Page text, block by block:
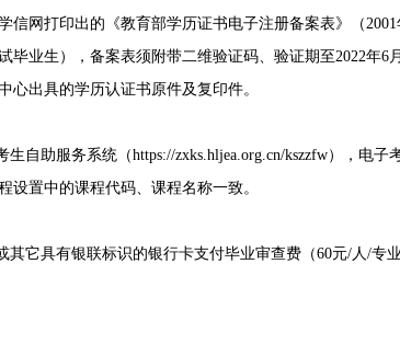
信网打印出的《教育部学历证书电子注册备案表》（
毕业生），备案表须附带二维验证码、验证期至2022年6
心出具的学历认证书原件及复印件。
助服务系统（https://zxks.hljea.org.cn/kszzfw），电子
设置中的课程代码、课程名称一致。
它具有银联标识的银行卡支付毕业审查费（60元/人/专业